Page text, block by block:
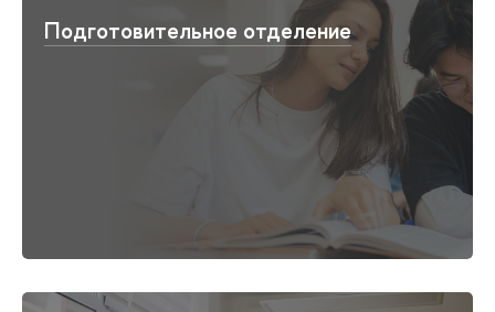
Подготовительное отделение